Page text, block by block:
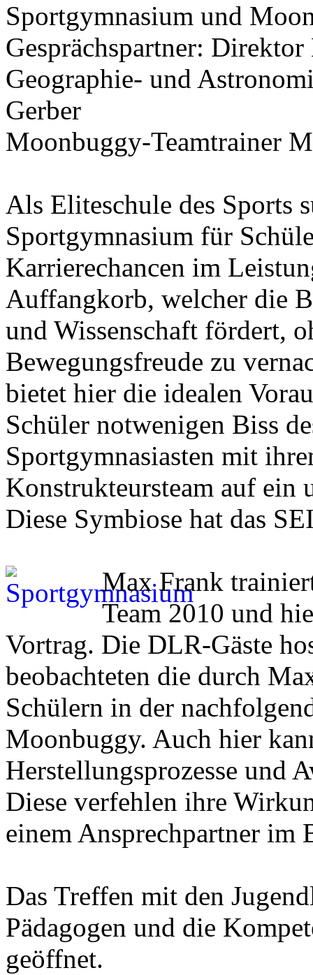
Sportgymnasium und
Gesprächspartner:
Geographie- und
Gerber
Moonbuggy-Teamtrainer
Als Eliteschule des Sports
Sportgymnasium für
Karrierechancen im
Auffangkorb, welcher die
und Wissenschaft fördert,
Bewegungsfreude zu
bietet hier die idealen
Schüler notwenigen Biss
Sportgymnasiasten mit
Konstrukteursteam auf ein
Diese Symbiose hat das
Max Frank
Team 2010 und
Vortrag. Die DLR-Gäste
beobachteten die durch
Schülern in der
Moonbuggy. Auch hier
Herstellungsprozesse und
Diese verfehlen ihre
einem Ansprechpartner im
Das Treffen mit den
Pädagogen und die
geöffnet.